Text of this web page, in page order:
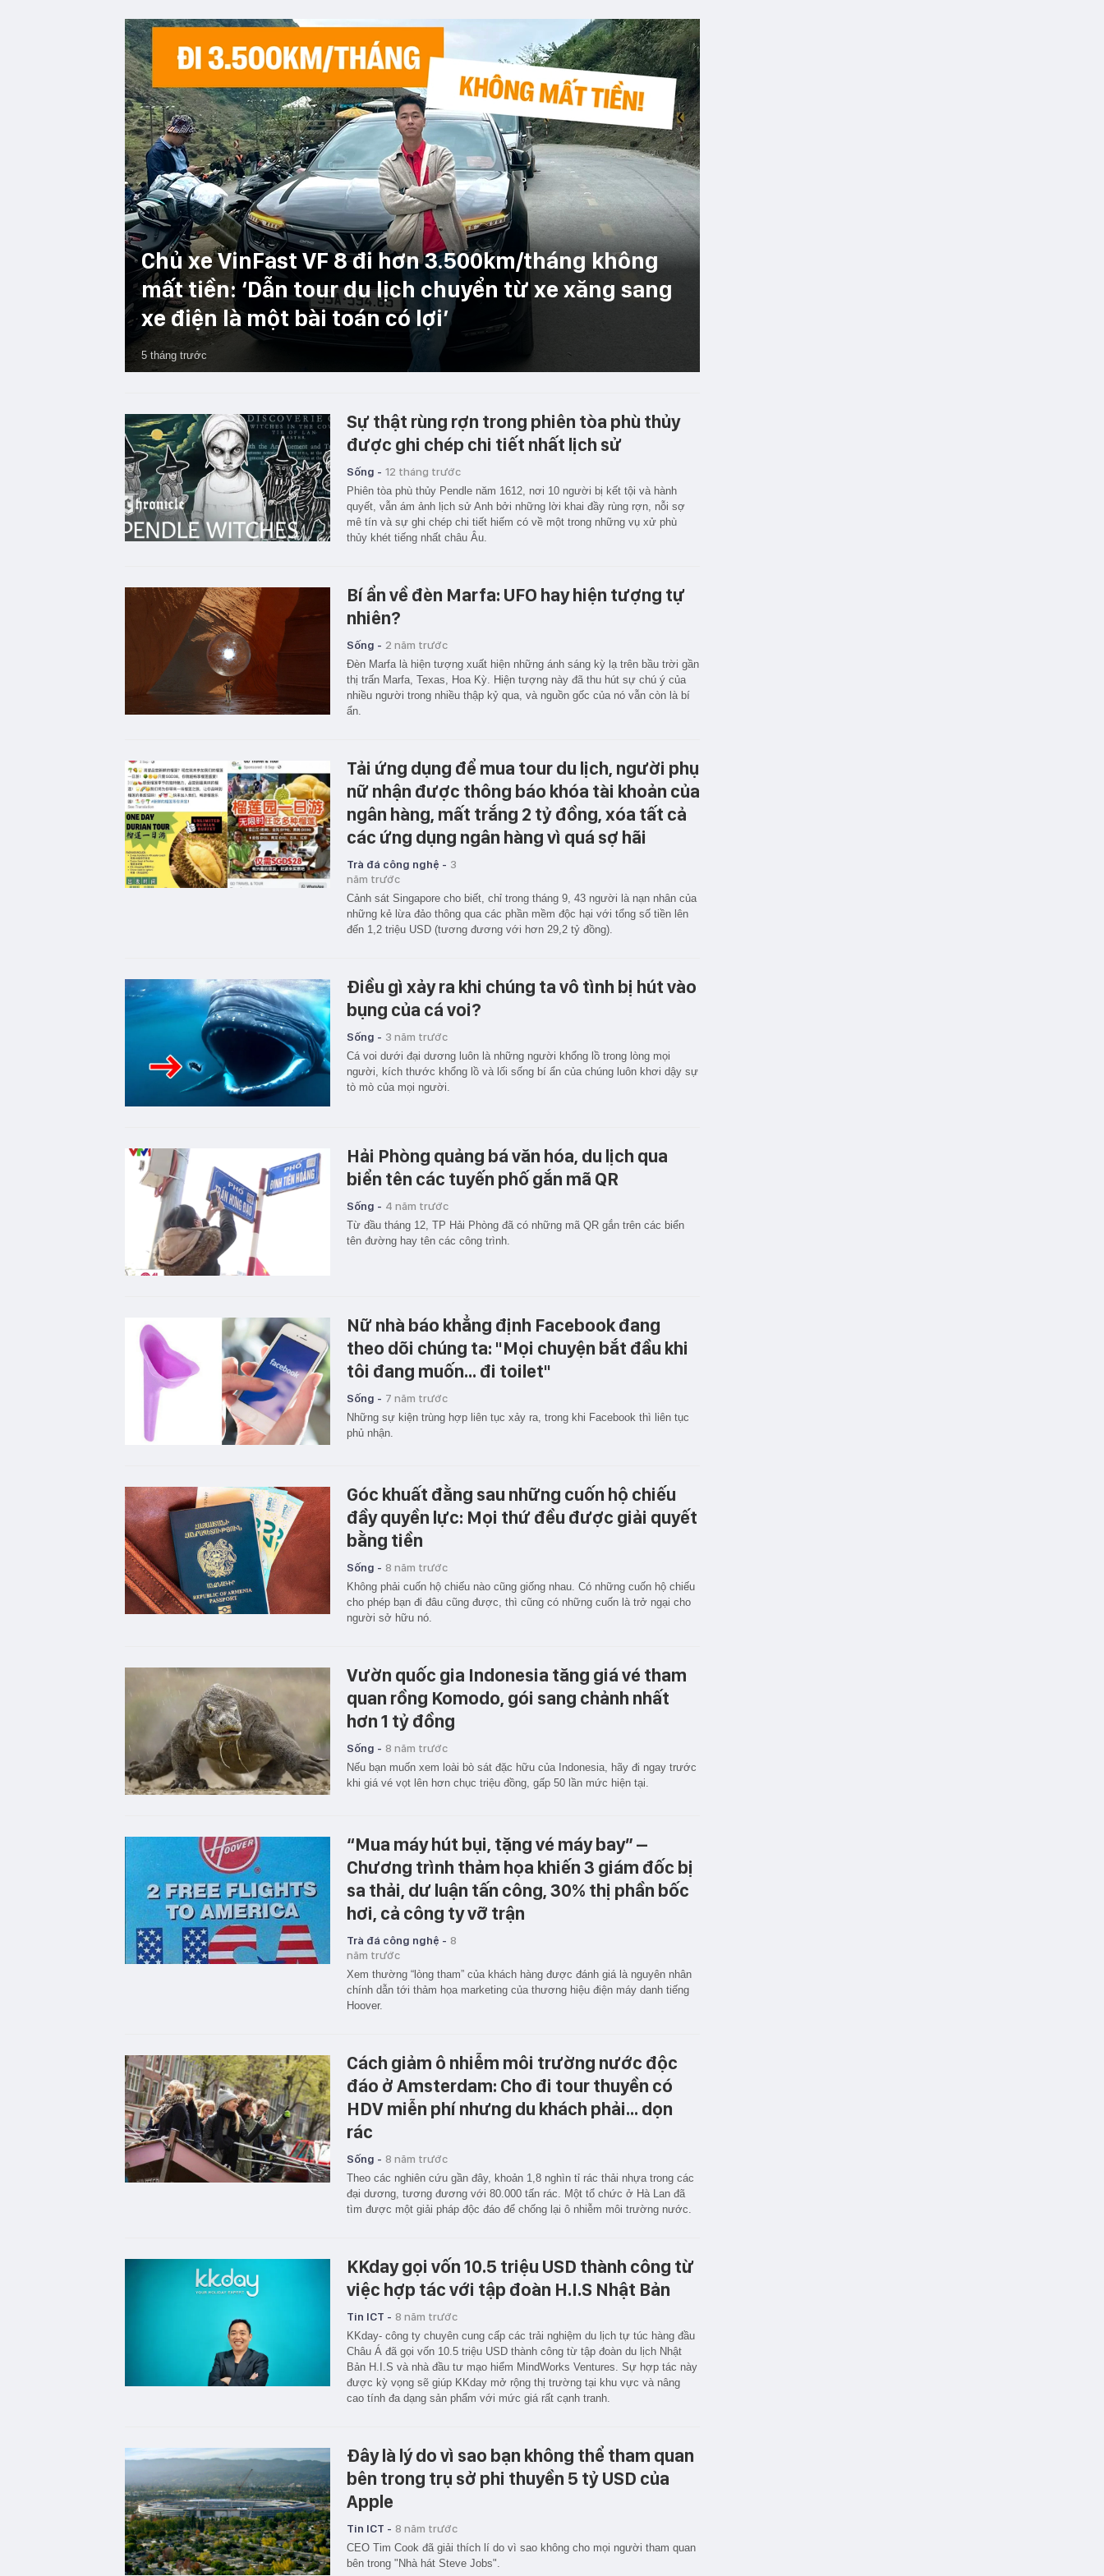
Chủ xe VinFast VF 8 đi hơn 3.500km/tháng không
mất tiền: ‘Dẫn tour du lịch chuyển từ xe xăng sang
xe điện là một bài toán có lợi’
5 tháng trước
Sự thật rùng rợn trong phiên tòa phù thủy
được ghi chép chi tiết nhất lịch sử
Sống - 12 tháng trước
Phiên tòa phù thủy Pendle năm 1612, nơi 10 người bị kết tội và hành
quyết, vẫn ám ảnh lịch sử Anh bởi những lời khai đầy rùng rợn, nỗi sợ
mê tín và sự ghi chép chi tiết hiếm có về một trong những vụ xử phù
thủy khét tiếng nhất châu Âu.
Bí ẩn về đèn Marfa: UFO hay hiện tượng tự
nhiên?
Sống - 2 năm trước
Đèn Marfa là hiện tượng xuất hiện những ánh sáng kỳ lạ trên bầu trời gần
thị trấn Marfa, Texas, Hoa Kỳ. Hiện tượng này đã thu hút sự chú ý của
nhiều người trong nhiều thập kỷ qua, và nguồn gốc của nó vẫn còn là bí
ẩn.
Tải ứng dụng để mua tour du lịch, người phụ
nữ nhận được thông báo khóa tài khoản của
ngân hàng, mất trắng 2 tỷ đồng, xóa tất cả
các ứng dụng ngân hàng vì quá sợ hãi
Trà đá công nghệ - 3
năm trước
Cảnh sát Singapore cho biết, chỉ trong tháng 9, 43 người là nạn nhân của
những kẻ lừa đảo thông qua các phần mềm độc hại với tổng số tiền lên
đến 1,2 triệu USD (tương đương với hơn 29,2 tỷ đồng).
Điều gì xảy ra khi chúng ta vô tình bị hút vào
bụng của cá voi?
Sống - 3 năm trước
Cá voi dưới đại dương luôn là những người khổng lồ trong lòng mọi
người, kích thước khổng lồ và lối sống bí ẩn của chúng luôn khơi dậy sự
tò mò của mọi người.
Hải Phòng quảng bá văn hóa, du lịch qua
biển tên các tuyến phố gắn mã QR
Sống - 4 năm trước
Từ đầu tháng 12, TP Hải Phòng đã có những mã QR gắn trên các biển
tên đường hay tên các công trình.
Nữ nhà báo khẳng định Facebook đang
theo dõi chúng ta: "Mọi chuyện bắt đầu khi
tôi đang muốn... đi toilet"
Sống - 7 năm trước
Những sự kiện trùng hợp liên tục xảy ra, trong khi Facebook thì liên tục
phủ nhận.
Góc khuất đằng sau những cuốn hộ chiếu
đầy quyền lực: Mọi thứ đều được giải quyết
bằng tiền
Sống - 8 năm trước
Không phải cuốn hộ chiếu nào cũng giống nhau. Có những cuốn hộ chiếu
cho phép bạn đi đâu cũng được, thì cũng có những cuốn là trở ngại cho
người sở hữu nó.
Vườn quốc gia Indonesia tăng giá vé tham
quan rồng Komodo, gói sang chảnh nhất
hơn 1 tỷ đồng
Sống - 8 năm trước
Nếu bạn muốn xem loài bò sát đặc hữu của Indonesia, hãy đi ngay trước
khi giá vé vọt lên hơn chục triệu đồng, gấp 50 lần mức hiện tại.
“Mua máy hút bụi, tặng vé máy bay” –
Chương trình thảm họa khiến 3 giám đốc bị
sa thải, dư luận tấn công, 30% thị phần bốc
hơi, cả công ty vỡ trận
Trà đá công nghệ - 8
năm trước
Xem thường “lòng tham” của khách hàng được đánh giá là nguyên nhân
chính dẫn tới thảm họa marketing của thương hiệu điện máy danh tiếng
Hoover.
Cách giảm ô nhiễm môi trường nước độc
đáo ở Amsterdam: Cho đi tour thuyền có
HDV miễn phí nhưng du khách phải... dọn
rác
Sống - 8 năm trước
Theo các nghiên cứu gần đây, khoản 1,8 nghìn tỉ rác thải nhựa trong các
đại dương, tương đương với 80.000 tấn rác. Một tổ chức ở Hà Lan đã
tìm được một giải pháp độc đáo để chống lại ô nhiễm môi trường nước.
KKday gọi vốn 10.5 triệu USD thành công từ
việc hợp tác với tập đoàn H.I.S Nhật Bản
Tin ICT - 8 năm trước
KKday- công ty chuyên cung cấp các trải nghiệm du lịch tự túc hàng đầu
Châu Á đã gọi vốn 10.5 triệu USD thành công từ tập đoàn du lịch Nhật
Bản H.I.S và nhà đầu tư mạo hiểm MindWorks Ventures. Sự hợp tác này
được kỳ vọng sẽ giúp KKday mở rộng thị trường tại khu vực và nâng
cao tính đa dạng sản phẩm với mức giá rất cạnh tranh.
Đây là lý do vì sao bạn không thể tham quan
bên trong trụ sở phi thuyền 5 tỷ USD của
Apple
Tin ICT - 8 năm trước
CEO Tim Cook đã giải thích lí do vì sao không cho mọi người tham quan
bên trong "Nhà hát Steve Jobs".